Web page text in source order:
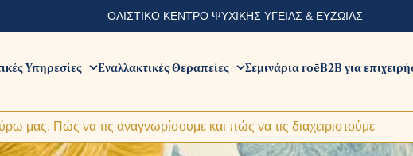
ΟΛΙΣΤΙΚΟ ΚΕΝΤΡΟ ΨΥΧΙΚΗΣ ΥΓΕΙΑΣ & ΕΥΖΩΙΑΣ
Υπηρεσίες Εναλλακτικές Θεραπείες Σεμινάρια roēB2B για
μας. Πώς να τις αναγνωρίσουμε και πώς να τις διαχειριστούμε